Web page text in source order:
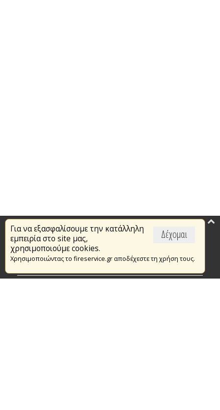
Δέχομαι
Για να εξασφαλίσουμε την κατάλληλη
εμπειρία στο site μας,
χρησιμοποιούμε cookies.
Χρησιμοποιώντας το fireservice.gr αποδέχεστε τη χρήση τους.
Επικαιρότητα
Το Πυροσβεστικό Σώμα